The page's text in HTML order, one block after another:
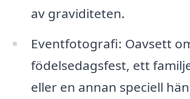
av graviditeten.
Eventfotografi: Oavsett
födelsedagsfest, ett
eller en annan speciell